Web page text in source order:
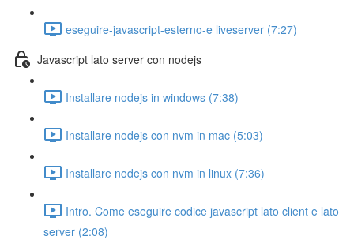
eseguire-javascript-esterno-e liveserver (7:27)
Javascript lato server con nodejs
Installare nodejs in windows (7:38)
Installare nodejs con nvm in mac (5:03)
Installare nodejs con nvm in linux (7:36)
Intro. Come eseguire codice javascript lato client e lato
server (2:08)